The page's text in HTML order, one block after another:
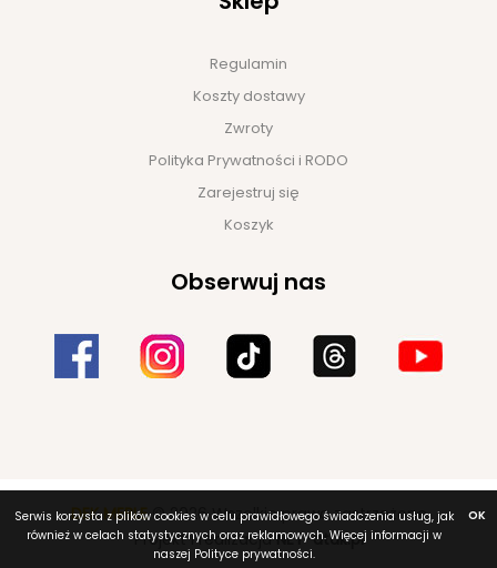
Serwis korzysta z plików cookies w celu prawidłowego świadczenia usług, jak
również w celach statystycznych oraz reklamowych. Więcej informacji w
naszej Polityce prywatności.
OK
Regulamin
Koszty dostawy
Zwroty
Polityka Prywatności i RODO
Zarejestruj się
Koszyk
Obserwuj nas
DEK MEBLE© 2026 Wszelkie prawa zastrzeżone
Projekt i realizacjaNET-atak.pl